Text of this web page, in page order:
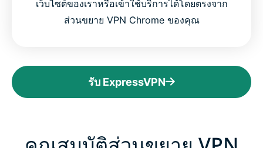
เว็บไซต์ของเราหรือเข้าใช้บริการได้โดยตรงจาก
ส่วนขยาย VPN Chrome ของคุณ
รับ ExpressVPN